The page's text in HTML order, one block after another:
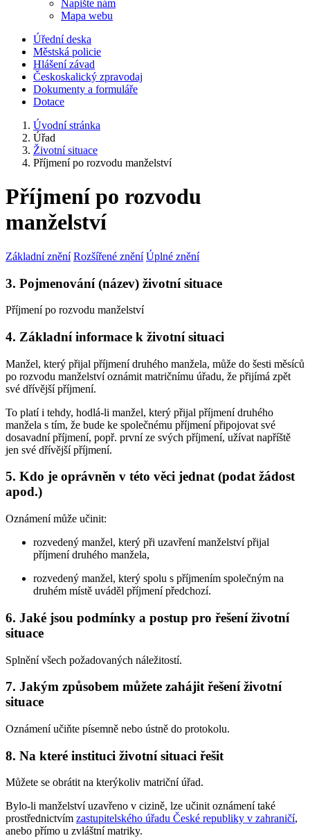
Napište nám
Mapa webu
Úřední deska
Městská policie
Hlášení závad
Českoskalický zpravodaj
Dokumenty a formuláře
Dotace
Úvodní stránka
Úřad
Životní situace
Příjmení po rozvodu manželství
Příjmení po rozvodu
manželství
Základní znění Rozšířené znění Úplné znění
3. Pojmenování (název) životní situace
Příjmení po rozvodu manželství
4. Základní informace k životní situaci
Manžel, který přijal příjmení druhého manžela, může do šesti měsíců
po rozvodu manželství oznámit matričnímu úřadu, že přijímá zpět
své dřívější příjmení.
To platí i tehdy, hodlá-li manžel, který přijal příjmení druhého
manžela s tím, že bude ke společnému příjmení připojovat své
dosavadní příjmení, popř. první ze svých příjmení, užívat napříště
jen své dřívější příjmení.
5. Kdo je oprávněn v této věci jednat (podat žádost
apod.)
Oznámení může učinit:
rozvedený manžel, který při uzavření manželství přijal
příjmení druhého manžela,
rozvedený manžel, který spolu s příjmením společným na
druhém místě uváděl příjmení předchozí.
6. Jaké jsou podmínky a postup pro řešení životní
situace
Splnění všech požadovaných náležitostí.
7. Jakým způsobem můžete zahájit řešení životní
situace
Oznámení učiňte písemně nebo ústně do protokolu.
8. Na které instituci životní situaci řešit
Můžete se obrátit na kterýkoliv matriční úřad.
Bylo-li manželství uzavřeno v cizině, lze učinit oznámení také
prostřednictvím zastupitelského úřadu České republiky v zahraničí,
anebo přímo u zvláštní matriky.